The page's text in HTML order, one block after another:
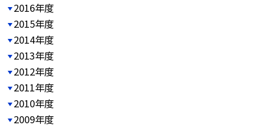
2016年度
2015年度
2014年度
2013年度
2012年度
2011年度
2010年度
2009年度